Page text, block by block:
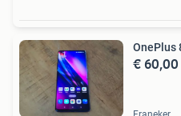
OnePlus
€ 60,00